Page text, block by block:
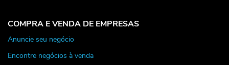
COMPRA E VENDA DE EMPRESAS
Anuncie seu negócio
Encontre negócios à venda